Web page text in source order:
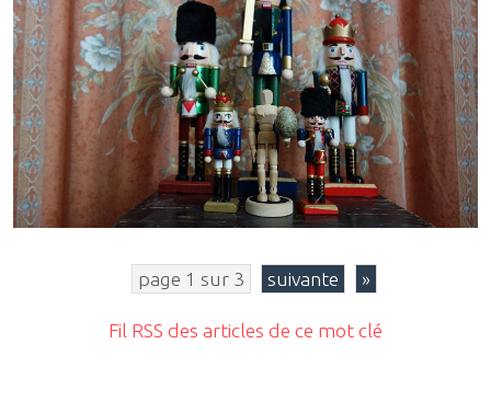
page 1 sur 3 suivante »
Fil RSS des articles de ce mot clé